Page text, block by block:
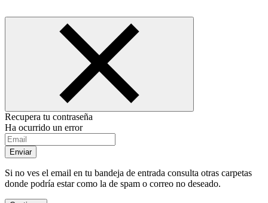
Recupera tu contraseña
Ha ocurrido un error
Enviar
Si no ves el email en tu bandeja de entrada consulta otras carpetas
donde podría estar como la de spam o correo no deseado.